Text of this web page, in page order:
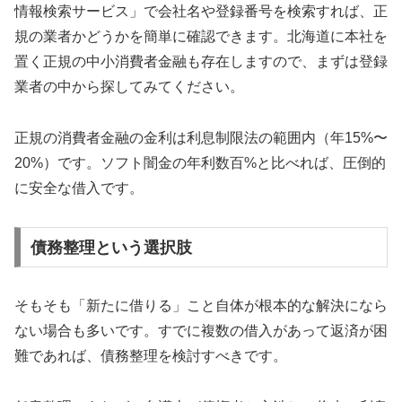
情報検索サービス」で会社名や登録番号を検索すれば、正
規の業者かどうかを簡単に確認できます。北海道に本社を
置く正規の中小消費者金融も存在しますので、まずは登録
業者の中から探してみてください。
正規の消費者金融の金利は利息制限法の範囲内（年15%〜
20%）です。ソフト闇金の年利数百%と比べれば、圧倒的
に安全な借入です。
債務整理という選択肢
そもそも「新たに借りる」こと自体が根本的な解決になら
ない場合も多いです。すでに複数の借入があって返済が困
難であれば、債務整理を検討すべきです。